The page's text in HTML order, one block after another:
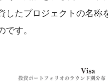
したプロジェクトの名
す。